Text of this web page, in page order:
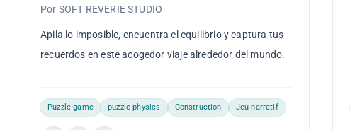
Por SOFT REVERIE STUDIO
Apila lo imposible, encuentra el equilibrio y captura tus
recuerdos en este acogedor viaje alrededor del mundo.
Puzzle game puzzle physics Construction Jeu narratif